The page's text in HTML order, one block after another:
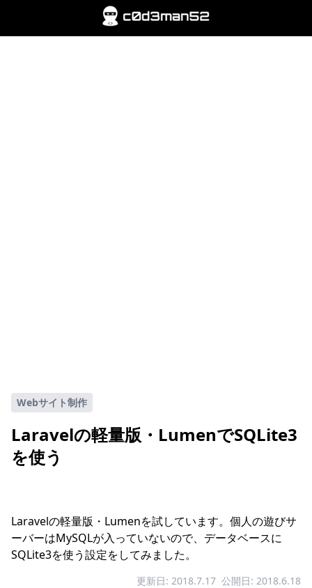
Webサイト制作
Laravelの軽量版・LumenでSQLite3
を使う
Laravelの軽量版・Lumenを試しています。個人の遊びサ
ーバーはMySQLが入っていないので、データベースに
SQLite3を使う設定をしてみました。
更新日: 2018.7.17 公開日: 2018.6.18